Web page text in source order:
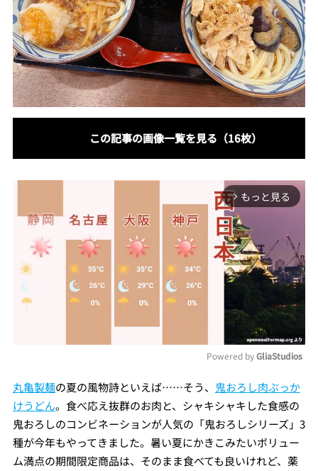
この記事の画像一覧を見る（16枚）
arrow_forward_ios もっと見る
Mute
Powered by GliaStudios
丸亀製麺の夏の風物詩といえば……そう、 鬼おろし肉ぶっか
けうどん。食べ応え抜群のお肉と、シャキシャキした食感の
鬼おろしのコンビネーションが人気の「鬼おろしシリーズ」3
種が今年もやってきました。暑い夏にかきこみたいボリュー
ム満点の期間限定商品は、そのまま食べても良いけれど、薬